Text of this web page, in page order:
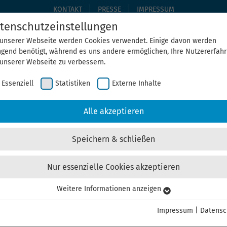
KONTAKT PRESSE IMPRESSUM
THEGA ERLEBEN ÜBER UNS
Unternehmen unterstützt mithilfe der bewährtenCIRCO-
Webseite werden Cookies verwendet. Einige davon werden
benötigt, während es uns andere ermöglichen, Ihre
Webseite zu verbessern.
Essenziell Statistiken Externe Inhalte
Alle akzeptieren
Speichern & schließen
Nur essenzielle Cookies akzeptieren
Cookies werden für grundlegende Funktionen der Webseite
Weitere Informationen anzeigen
Impressum